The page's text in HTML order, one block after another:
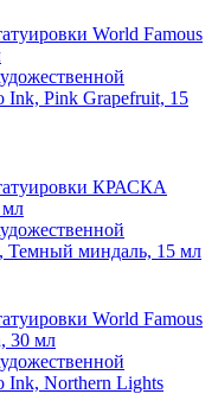
Ink, Pink Grapefruit, 15
Темный миндаль, 15 мл
Ink, Northern Lights